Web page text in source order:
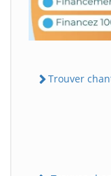
Trouver